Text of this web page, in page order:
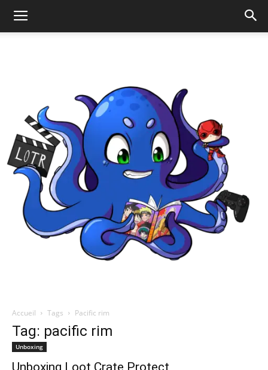
Accueil Tags Pacific rim
Tag: pacific rim
Unboxing
Unboxing Loot Crate Protect